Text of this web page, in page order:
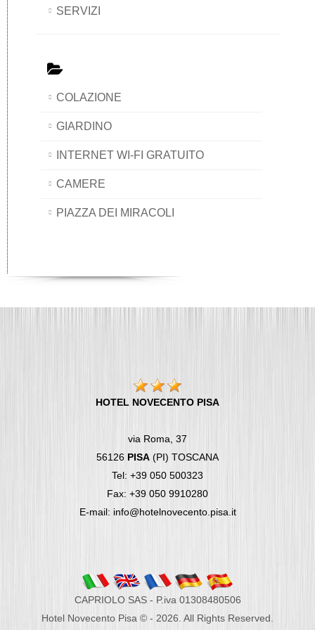
SERVIZI
COLAZIONE
GIARDINO
INTERNET WI-FI GRATUITO
CAMERE
PIAZZA DEI MIRACOLI
HOTEL NOVECENTO PISA
via Roma, 37
56126 PISA (PI) TOSCANA
Tel: +39 050 500323
Fax: +39 050 9910280
E-mail: info@hotelnovecento.pisa.it
CAPRIOLO SAS - P.iva 01308480506
Hotel Novecento Pisa © - 2026. All Rights Reserved.